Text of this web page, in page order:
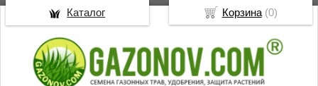
Корзина(0)
Каталог